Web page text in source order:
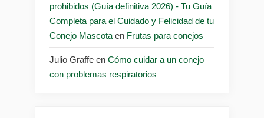
prohibidos (Guía definitiva 2026) - Tu Guía
Completa para el Cuidado y Felicidad de tu
Conejo Mascota en Frutas para conejos
Julio Graffe en Cómo cuidar a un conejo
con problemas respiratorios